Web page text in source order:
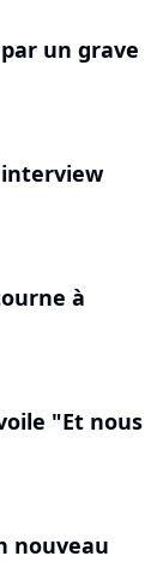
un grave
interview
à
"Et nous
nouveau